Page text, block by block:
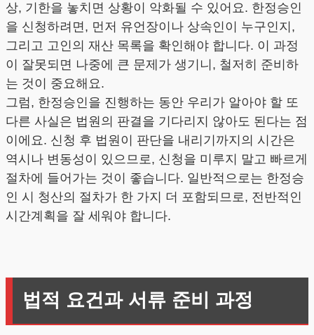
상, 기한을 놓치면 상황이 악화될 수 있어요. 한정승인
을 신청하려면, 먼저 유언장이나 상속인이 누구인지,
그리고 고인의 재산 목록을 확인해야 합니다. 이 과정
이 잘못되면 나중에 큰 문제가 생기니, 철저히 준비하
는 것이 중요해요.
그럼, 한정승인을 진행하는 동안 우리가 알아야 할 또
다른 사실은 법원의 판결을 기다리지 않아도 된다는 점
이에요. 신청 후 법원이 판단을 내리기까지의 시간은
역시나 변동성이 있으므로, 신청을 미루지 말고 빠르게
절차에 들어가는 것이 좋습니다. 일반적으로는 한정승
인 시 청산의 절차가 한 가지 더 포함되므로, 전반적인
시간계획을 잘 세워야 합니다.
법적 요건과 서류 준비 과정